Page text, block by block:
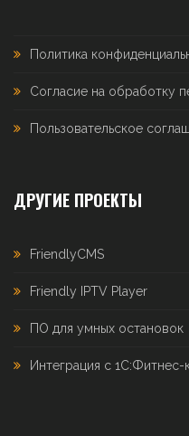
Политика
Согласие на обработку
Пользовательское
ДРУГИЕ ПРОЕКТЫ
FriendlyCMS
Friendly IPTV Player
ПО для умных остановок
Интеграция с 1С:Фитнес-